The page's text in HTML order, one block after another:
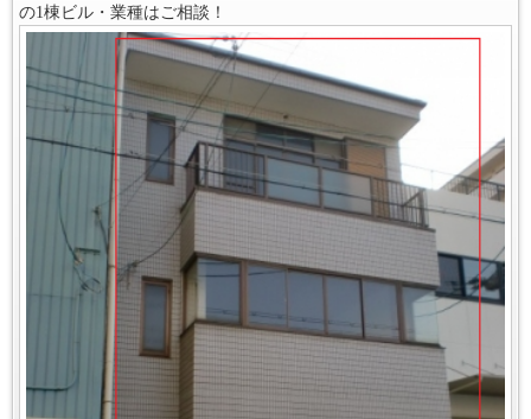
の1棟ビル・業種はご相談！